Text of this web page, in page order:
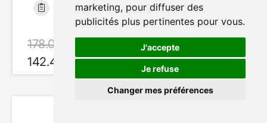
marketing, pour diffuser des
publicités plus pertinentes pour vous.
J'accepte
Je refuse
Changer mes préférences
Bon état 54 924 km
178.00 €
142.40 €
avec le code SUMMER20